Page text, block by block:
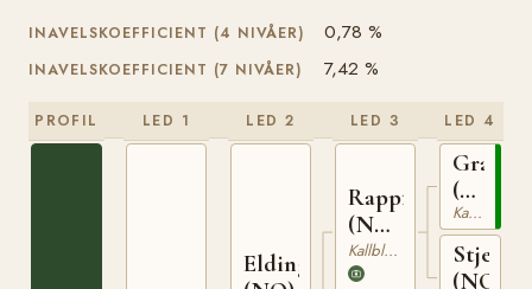
INAVELSKOEFFICIENT (4 NIVÅER) 0,78 %
INAVELSKOEFFICIENT (7 NIVÅER) 7,42 %
PROFIL LED 1 LED 2
Elding
LED 3
Rappfot
(NO)
NT
75
Kallblodig Travare
LED 4
(NO)
NT
52
Kallblodig Travare
(NO)